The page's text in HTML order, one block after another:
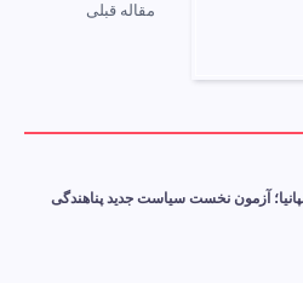
مقاله قبلی
آزمون نخست سیاست جدید پناهندگی